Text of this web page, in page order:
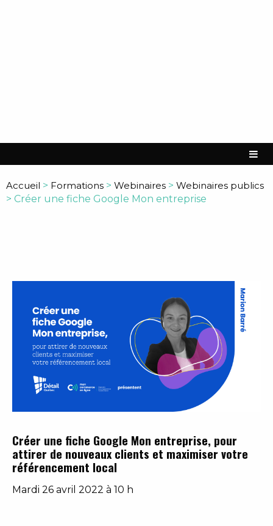
Accueil > Formations > Webinaires > Webinaires publics
> Créer une fiche Google Mon entreprise
Créer une fiche Google Mon entreprise, pour
attirer de nouveaux clients et maximiser votre
référencement local
Mardi 26 avril 2022 à 10 h